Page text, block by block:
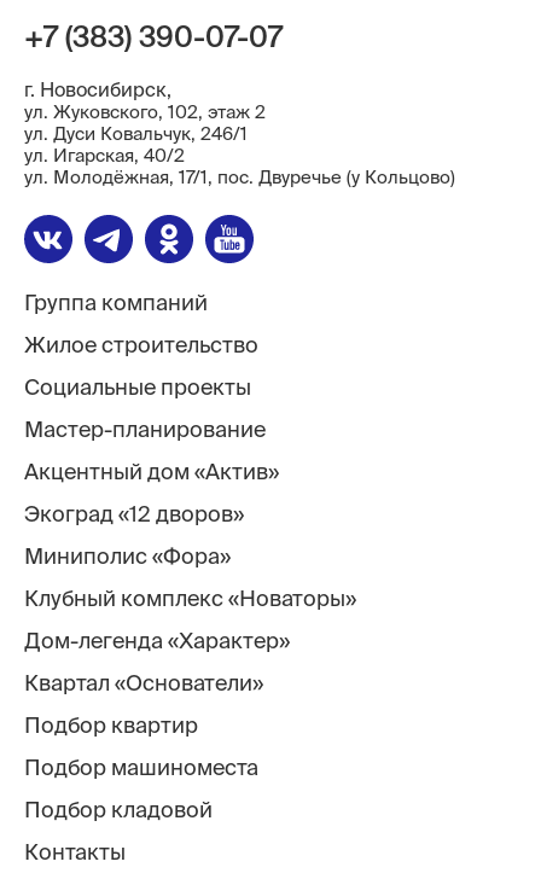
+7 (383) 390-07-07
г. Новосибирск,
ул. Жуковского, 102, этаж 2
ул. Дуси Ковальчук, 246/1
ул. ​Игарская, 40/2
ул. Молодёжная, 17/1, пос. Двуречье (у Кольцово)
Группа компаний
Жилое строительство
Социальные проекты
Мастер-планирование
Акцентный дом «Актив»
Экоград «12 дворов»
Миниполис «Фора»
Клубный комплекс «Новаторы»
Дом-легенда «Характер»
Квартал «Основатели»
Подбор квартир
Подбор машиноместа
Подбор кладовой
Контакты